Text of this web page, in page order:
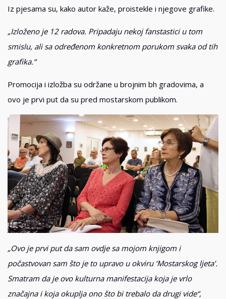
Iz pjesama su, kako autor kaže, proistekle i njegove grafike.
„Izloženo je 12 radova. Pripadaju nekoj fanstastici u tom
smislu, ali sa određenom konkretnom porukom svaka od tih
grafika.“
Promocija i izložba su održane u brojnim bh gradovima, a
ovo je prvi put da su pred mostarskom publikom.
„Ovo je prvi put da sam ovdje sa mojom knjigom i
počastvovan sam što je to upravo u okviru ‘Mostarskog ljeta’.
Smatram da je ovo kulturna manifestacija koja je vrlo
značajna i koja okuplja ono što bi trebalo da drugi vide“,